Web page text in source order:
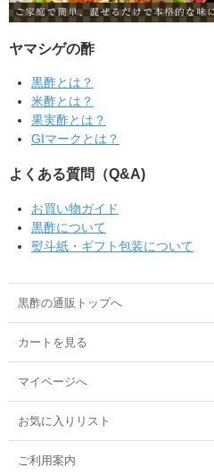
ヤマシゲの酢
黒酢とは？
米酢とは？
果実酢とは？
GIマークとは？
よくある質問（Q&A)
お買い物ガイド
黒酢について
熨斗紙・ギフト包装について
黒酢の通販トップへ
カートを見る
マイページへ
お気に入りリスト
ご利用案内